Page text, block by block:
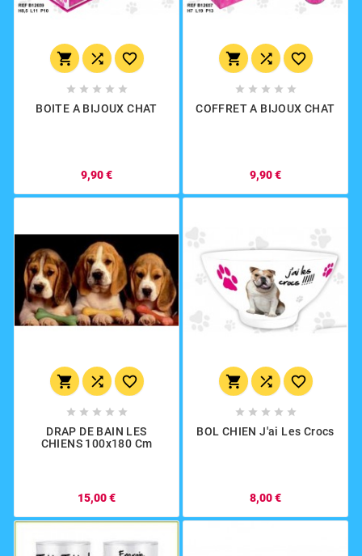
  
    
BOITE A BIJOUX CHAT
9,90 €
  
    
COFFRET A BIJOUX CHAT
9,90 €
  
    
DRAP DE BAIN LES
CHIENS 100x180 Cm
15,00 €
  
    
BOL CHIEN J'ai Les Crocs
8,00 €